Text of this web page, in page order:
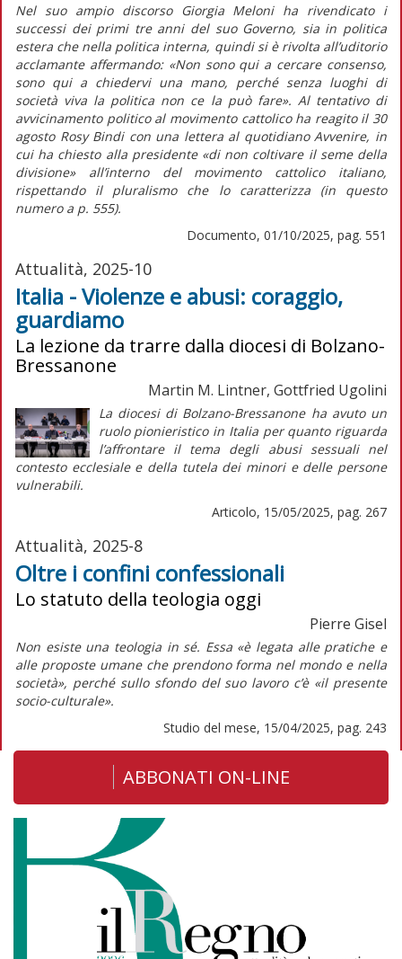
Nel suo ampio discorso Giorgia Meloni ha rivendicato i
successi dei primi tre anni del suo Governo, sia in politica
estera che nella politica interna, quindi si è rivolta all’uditorio
acclamante affermando:«Non sono qui a cercare consenso,
sono qui a chiedervi una mano, perché senza luoghi di
società viva la politica non ce la può fare». Al tentativo di
avvicinamento politico al movimento cattolico ha reagito il 30
agosto Rosy Bindi con una lettera al quotidianoAvvenire, in
cui ha chiesto alla presidente«di non coltivare il seme della
divisione» all’interno del movimento cattolico italiano,
rispettando il pluralismo che lo caratterizza (inquesto
numero a p. 555).
Documento, 01/10/2025, pag. 551
Attualità, 2025-10
Italia - Violenze e abusi: coraggio,
guardiamo
La lezione da trarre dalla diocesi di Bolzano-
Bressanone
Martin M. Lintner, Gottfried Ugolini
La diocesi di Bolzano-Bressanone ha avuto un
ruolo pionieristico in Italia per quanto riguarda
l’affrontare il tema degli abusi sessuali nel
contesto ecclesiale e della tutela dei minori e delle persone
vulnerabili.
Articolo, 15/05/2025, pag. 267
Attualità, 2025-8
Oltre i confini confessionali
Lo statuto della teologia oggi
Pierre Gisel
Non esiste una teologia in sé. Essa «è legata alle pratiche e
alle proposte umane che prendono forma nel mondo e nella
società», perché sullo sfondo del suo lavoro c’è «il presente
socio-culturale».
Studio del mese, 15/04/2025, pag. 243
ABBONATI ON-LINE